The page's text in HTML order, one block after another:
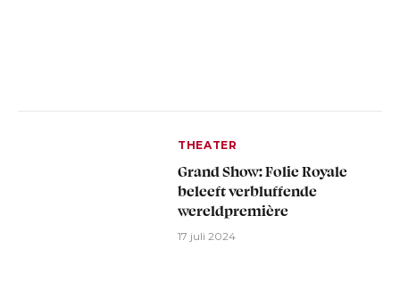
THEATER
Grand Show: Folie Royale
beleeft verbluffende
wereldpremière
17 juli 2024